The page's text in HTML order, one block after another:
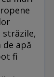
străzile,
apă
fi